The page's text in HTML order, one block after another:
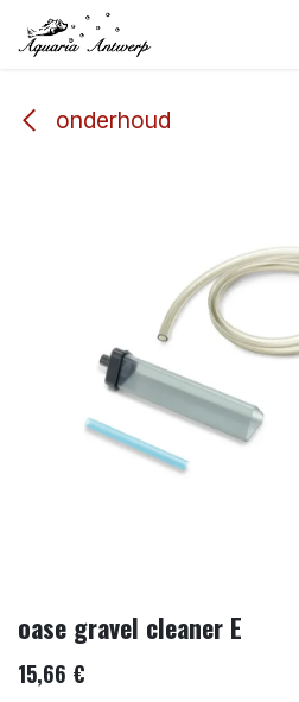
Overslaan naar inhoud
onderhoud
oase gravel cleaner E
15,66 €